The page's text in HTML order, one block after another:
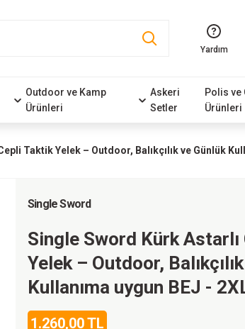
Yardım
Outdoor ve Kamp
Ürünleri
Askeri
Setler
Polis ve
Ürünleri
Taktik Yelek – Outdoor, Balıkçılık ve Günlük
Single Sword
Single Sword Kürk
Yelek – Outdoor,
Kullanıma uygun BEJ -
1.260,00 TL